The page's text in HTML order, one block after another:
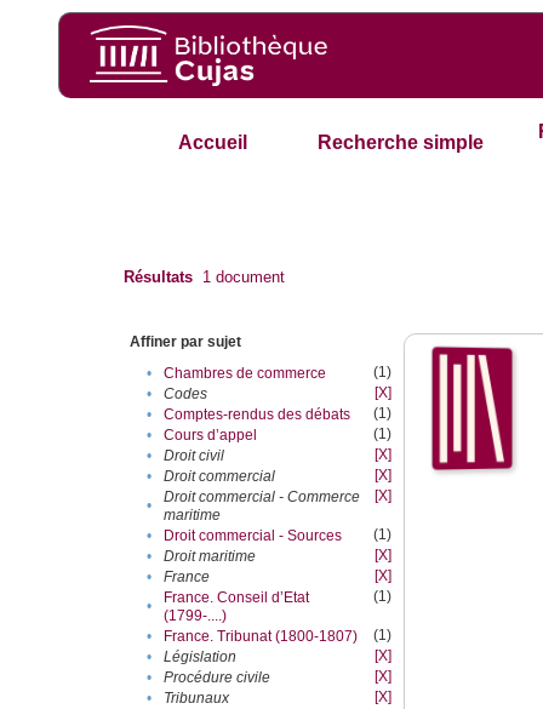
Accueil Recherche simple
Résultats 1 document
Affiner par sujet
•
Chambres de commerce
(1)
•
Codes
[X]
•
Comptes-rendus des débats
(1)
•
Cours d’appel
(1)
•
Droit civil
[X]
•
Droit commercial
[X]
•
Droit commercial - Commerce
maritime
[X]
• Droit commercial - Sources
(1)
•
Droit maritime
[X]
•
France
[X]
•
France. Conseil d’Etat
(1799-....)
(1)
• France. Tribunat (1800-1807)
(1)
•
Législation
[X]
•
Procédure civile
[X]
•
Tribunaux
[X]